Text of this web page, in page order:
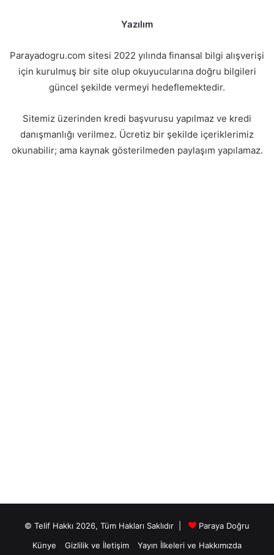
Yazılım
Parayadogru.com sitesi 2022 yılında finansal bilgi alışverişi
için kurulmuş bir site olup okuyucularına doğru bilgileri
güncel şekilde vermeyi hedeflemektedir.
Sitemiz üzerinden kredi başvurusu yapılmaz ve kredi
danışmanlığı verilmez. Ücretiz bir şekilde içeriklerimiz
okunabilir; ama kaynak gösterilmeden paylaşım yapılamaz.
© Telif Hakkı 2026, Tüm Hakları Saklıdır |
Paraya Doğru
Künye
Gizlilik ve İletişim Yayın İlkeleri ve Hakkımızda